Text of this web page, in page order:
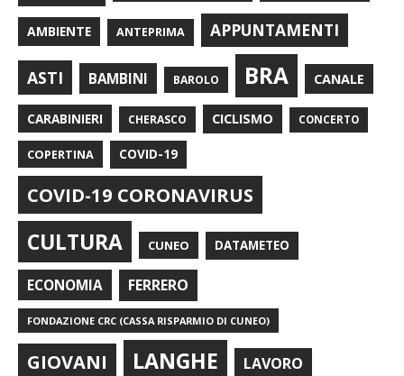
AMBIENTE ANTEPRIMA APPUNTAMENTI
ASTI BAMBINI BAROLO BRA CANALE
CARABINIERI CHERASCO CICLISMO CONCERTO
COPERTINA COVID-19
COVID-19 CORONAVIRUS
CULTURA CUNEO DATAMETEO
ECONOMIA FERRERO
FONDAZIONE CRC (CASSA RISPARMIO DI CUNEO)
GIOVANI LANGHE LAVORO